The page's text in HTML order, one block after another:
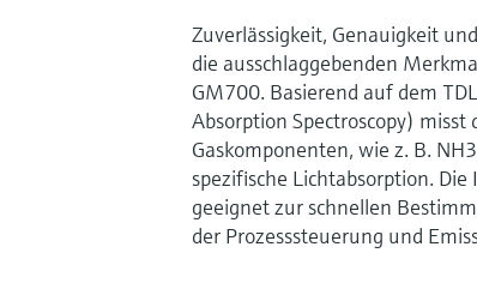
Zuverlässigkeit, Genauigkeit
die ausschlaggebenden
GM700. Basierend auf dem
Absorption Spectroscopy)
Gaskomponenten, wie z. B.
spezifische Lichtabsorption.
geeignet zur schnellen
der Prozesssteuerung und